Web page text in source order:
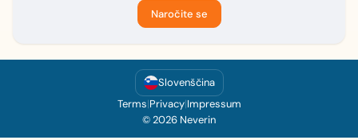
Naročite se
Slovenščina
Terms|Privacy|Impressum
© 2026 Neverin